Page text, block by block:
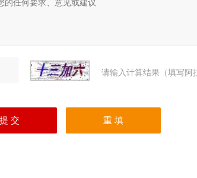
请输入计算结果（填写阿